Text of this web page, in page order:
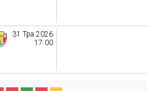
31 Тра 2026
17:00